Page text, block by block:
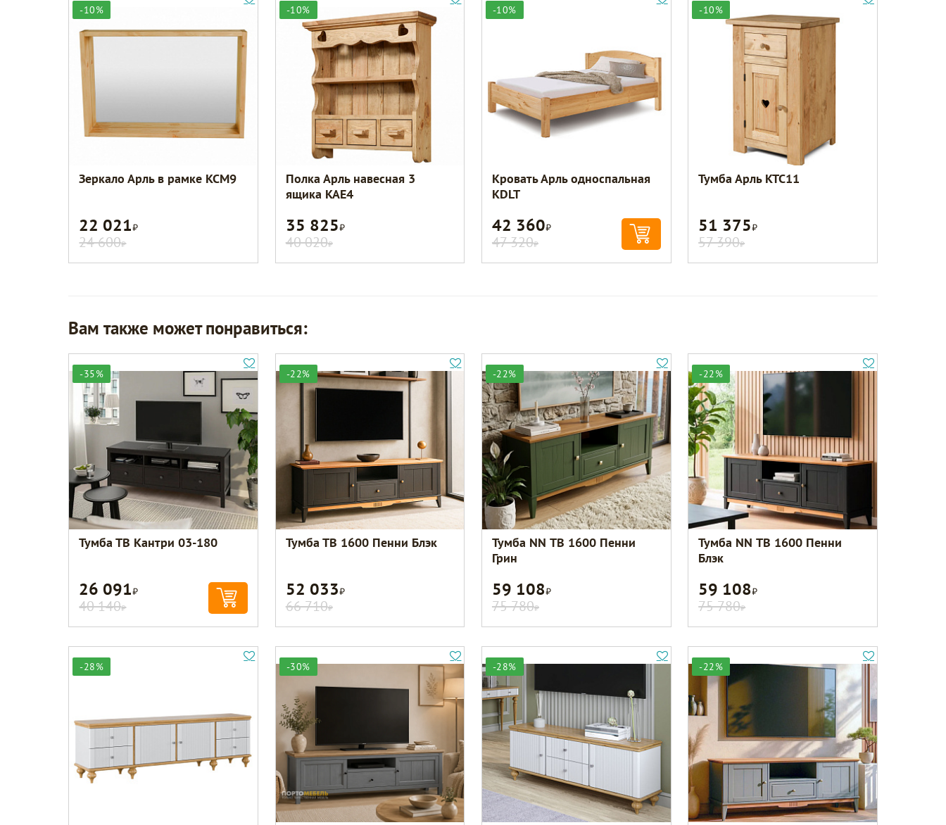
-10%
Зеркало Арль в рамке KCM9
22 021Р
24 600Р
-10%
Полка Арль навесная 3
ящика KAE4
35 825Р
40 020Р
-10%
Кровать Арль односпальная
KDLT
42 360Р
47 320Р
-10%
Тумба Арль KTC11
51 375Р
57 390Р
Вам также может понравиться:
-35%
Тумба ТВ Кантри 03-180
26 091Р
40 140Р
-22%
Тумба ТВ 1600 Пенни Блэк
52 033Р
66 710Р
-22%
Тумба NN ТВ 1600 Пенни
Грин
59 108Р
75 780Р
-22%
Тумба NN ТВ 1600 Пенни
Блэк
59 108Р
75 780Р
-28% -30% -28% -22%